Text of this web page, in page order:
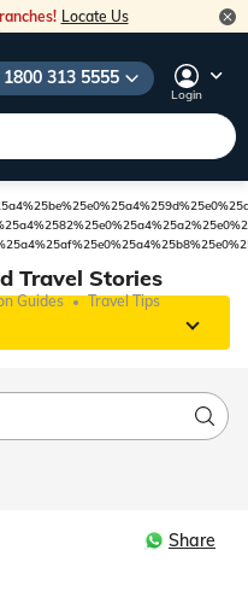
Locate Us
1800 313 5555
Login
Travel Stories
Guides Travel Tips
Share